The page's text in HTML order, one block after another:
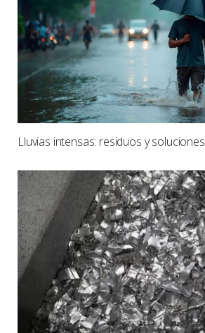
Lluvias intensas: residuos y soluciones